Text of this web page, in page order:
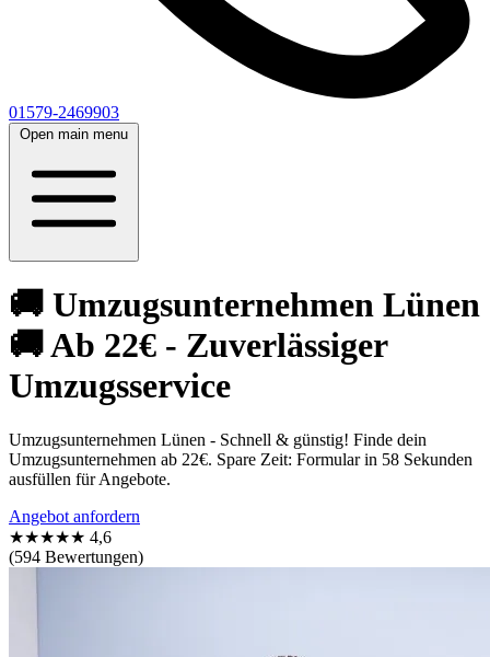
01579-2469903
Open main menu
🚚 Umzugsunternehmen Lünen
🚚 Ab 22€ - Zuverlässiger
Umzugsservice
Umzugsunternehmen Lünen - Schnell & günstig! Finde dein
Umzugsunternehmen ab 22€. Spare Zeit: Formular in 58 Sekunden
ausfüllen für Angebote.
Angebot anfordern
★★★★★ 4,6
(594 Bewertungen)